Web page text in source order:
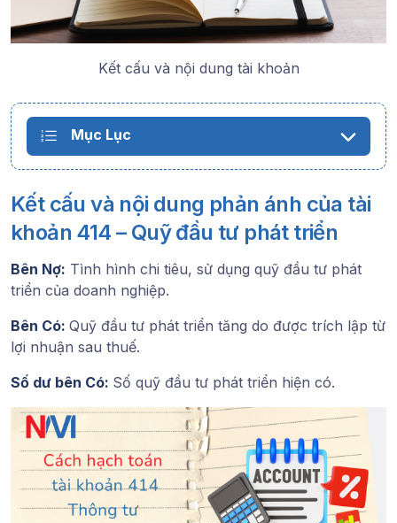
Kết cấu và nội dung tài khoản
Mục Lục
Kết cấu và nội dung phản ánh của tài
khoản 414 – Quỹ đầu tư phát triển
Bên Nợ: Tình hình chi tiêu, sử dụng quỹ đầu tư phát
triển của doanh nghiệp.
Bên Có: Quỹ đầu tư phát triển tăng do được trích lập từ
lợi nhuận sau thuế.
Số dư bên Có: Số quỹ đầu tư phát triển hiện có.